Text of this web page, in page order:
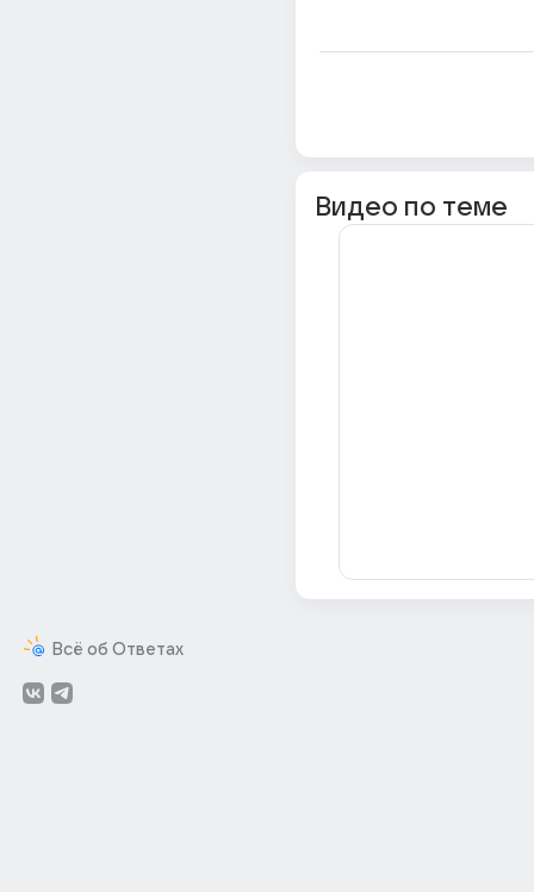
Всё об Ответах
Видео по теме